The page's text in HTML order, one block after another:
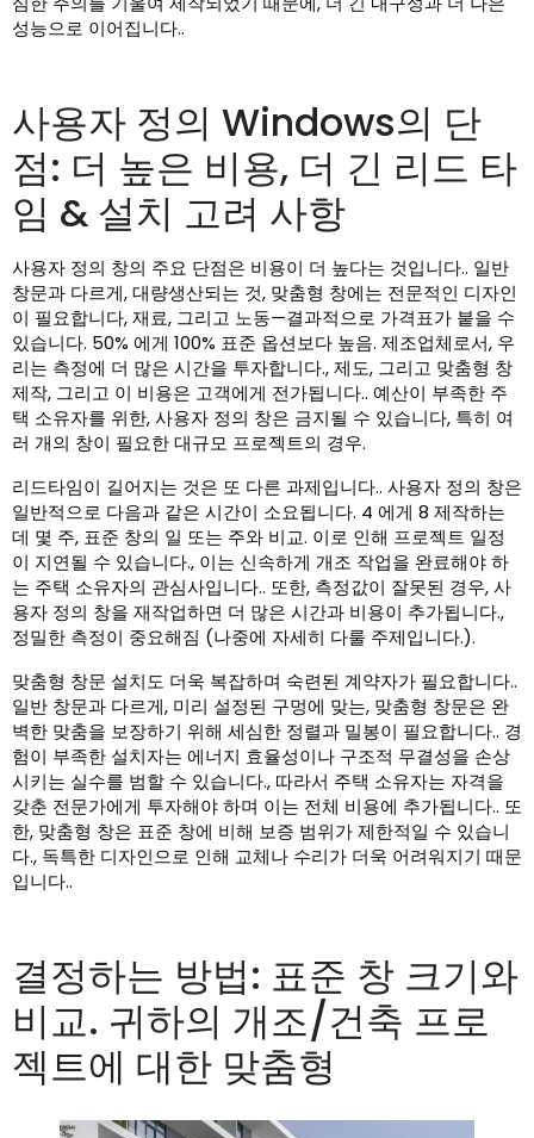
성능으로 이어집니다..
사용자 정의 Windows의 단
점: 더 높은 비용, 더 긴 리드 타
임 & 설치 고려 사항
사용자 정의 창의 주요 단점은 비용이 더 높다는 것입니다.. 일반
창문과 다르게, 대량생산되는 것, 맞춤형 창에는 전문적인 디자인
이 필요합니다, 재료, 그리고 노동—결과적으로 가격표가 붙을 수
있습니다. 50% 에게 100% 표준 옵션보다 높음. 제조업체로서, 우
리는 측정에 더 많은 시간을 투자합니다., 제도, 그리고 맞춤형 창
제작, 그리고 이 비용은 고객에게 전가됩니다.. 예산이 부족한 주
택 소유자를 위한, 사용자 정의 창은 금지될 수 있습니다, 특히 여
러 개의 창이 필요한 대규모 프로젝트의 경우.
리드타임이 길어지는 것은 또 다른 과제입니다.. 사용자 정의 창은
일반적으로 다음과 같은 시간이 소요됩니다. 4 에게 8 제작하는
데 몇 주, 표준 창의 일 또는 주와 비교. 이로 인해 프로젝트 일정
이 지연될 수 있습니다., 이는 신속하게 개조 작업을 완료해야 하
는 주택 소유자의 관심사입니다.. 또한, 측정값이 잘못된 경우, 사
용자 정의 창을 재작업하면 더 많은 시간과 비용이 추가됩니다.,
정밀한 측정이 중요해짐 (나중에 자세히 다룰 주제입니다.).
맞춤형 창문 설치도 더욱 복잡하며 숙련된 계약자가 필요합니다..
일반 창문과 다르게, 미리 설정된 구멍에 맞는, 맞춤형 창문은 완
벽한 맞춤을 보장하기 위해 세심한 정렬과 밀봉이 필요합니다.. 경
험이 부족한 설치자는 에너지 효율성이나 구조적 무결성을 손상
시키는 실수를 범할 수 있습니다., 따라서 주택 소유자는 자격을
갖춘 전문가에게 투자해야 하며 이는 전체 비용에 추가됩니다.. 또
한, 맞춤형 창은 표준 창에 비해 보증 범위가 제한적일 수 있습니
다., 독특한 디자인으로 인해 교체나 수리가 더욱 어려워지기 때문
입니다..
결정하는 방법: 표준 창 크기와
비교. 귀하의 개조/건축 프로
젝트에 대한 맞춤형